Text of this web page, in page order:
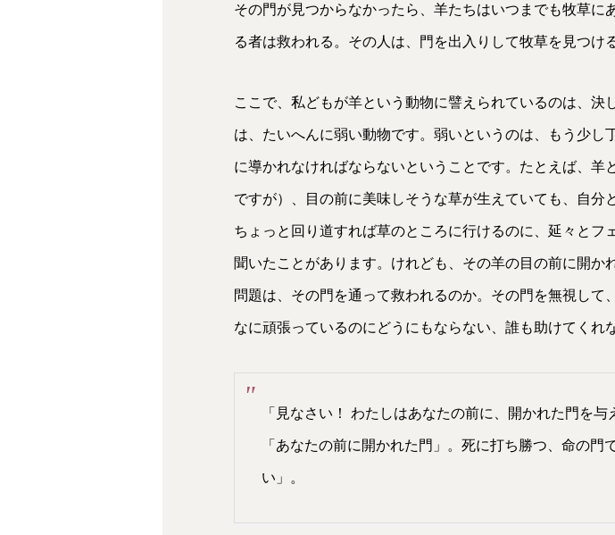
その門が見つからなかったら、羊たちはいつまでも牧草
る者は救われる。その人は、門を出入りして牧草を見つけ
ここで、私どもが羊という動物に譬えられているのは、
は、たいへんに弱い動物です。弱いというのは、もう少
に導かれなければならないということです。たとえば、羊
ですが）、目の前に美味しそうな草が生えていても、自分
ちょっと回り道すれば草のところに行けるのに、延々と
聞いたことがあります。けれども、その羊の目の前に開か
問題は、その門を通って救われるのか。その門を無視し
なに頑張っているのにどうにもならない、誰も助けてくれ
「見なさい！ わたしはあなたの前に、開かれた門を
「あなたの前に開かれた門」。死に打ち勝つ、命の
い」。